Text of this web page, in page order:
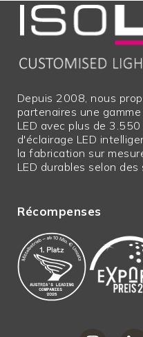
années
Prix net
Les longueurs
excédentaires
Marchandises
encombrantes
Largeur en mm
Depuis 2008, nous
partenaires une
LED avec plus de
d'éclairage LED
la fabrication sur
LED durables selon
Récompenses